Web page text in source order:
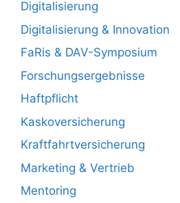
Digitalisierung
Digitalisierung & Innovation
FaRis & DAV-Symposium
Forschungsergebnisse
Haftpflicht
Kaskoversicherung
Kraftfahrtversicherung
Marketing & Vertrieb
Mentoring